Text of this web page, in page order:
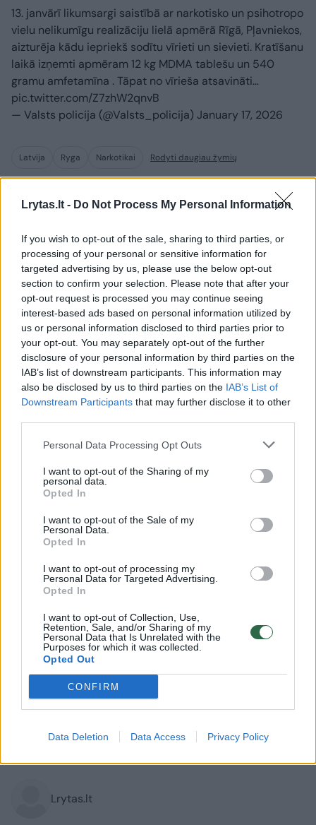
Lrytas.lt - Do Not Process My Personal Information
If you wish to opt-out of the sale, sharing to third parties, or
processing of your personal or sensitive information for
targeted advertising by us, please use the below opt-out
section to confirm your selection. Please note that after your
opt-out request is processed you may continue seeing
interest-based ads based on personal information utilized by
us or personal information disclosed to third parties prior to
your opt-out. You may separately opt-out of the further
disclosure of your personal information by third parties on the
IAB’s list of downstream participants. This information may
also be disclosed by us to third parties on the IAB’s List of
Downstream Participants that may further disclose it to other
Personal Data Processing Opt Outs
I want to opt-out of the Sharing of my
personal data.
Opted In
I want to opt-out of the Sale of my
Personal Data.
Opted In
I want to opt-out of processing my
Personal Data for Targeted Advertising.
Opted In
I want to opt-out of Collection, Use,
Retention, Sale, and/or Sharing of my
Personal Data that Is Unrelated with the
Purposes for which it was collected.
Opted Out
CONFIRM
Data Deletion Data Access Privacy Policy
13. janvārī likumsargi saistībā ar narkotisko un psihotropo
vielu nelikumīgu realizāciju lielā apmērā Rīgā, Pļavniekos,
aizturēja kādu iepriekš sodītu vīrieti un sievieti. Kratīšanu
laikā izņemti apmēram 12 kg MDMA tablešu un 540
gramu amfetamīna . Tāpat no vīrieša atsavināti…
pic.twitter.com/Z7zhW2qnvB
— Valsts policija (@Valsts_policija) January 17, 2026
Latvija Ryga Narkotikai Rodyti daugiau žymių
Komentuoti gali tik Lrytas registruoti vartotojai.
Prisijunkite prie registruotų vartotojų
bendruomenės ir bendraukite komentaruose!
Rodyti komentarus
Prisijungti komentatoriams
Pasaulis Rytai-Vakarai
V. Zalužno žodžiai apie NATO
sukėlė abejonių: ruošiasi
rinkimams?(5)
2026 m. rugpjūčio 5 d. 18:30
Lrytas.lt